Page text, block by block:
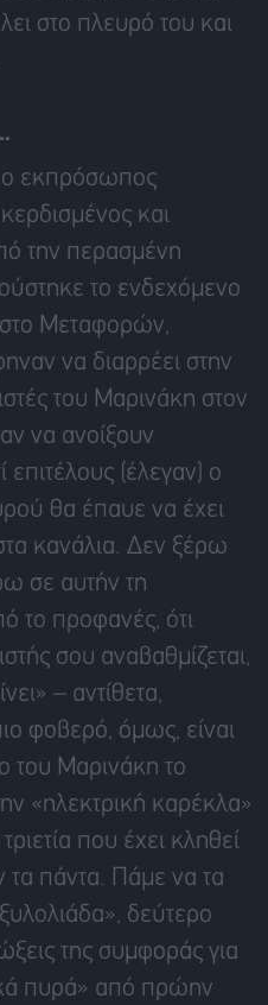
στο πλευρό του και
ο εκπρόσωπος
και
την περασμένη
το ενδεχόμενο
Μεταφορών,
να διαρρέει στην
του Μαρινάκη στον
να ανοίξουν
επιτέλους (έλεγαν) ο
θα έπαυε να έχει
κανάλια. Δεν ξέρω
σε αυτήν τη
το προφανές, ότι
σου αναβαθμίζεται,
– αντίθετα,
φοβερό, όμως, είναι
του Μαρινάκη το
«ηλεκτρική καρέκλα»
που έχει κληθεί
τα πάντα. Πάμε να τα
δεύτερο
της συμφοράς για
πυρά» από πρώην